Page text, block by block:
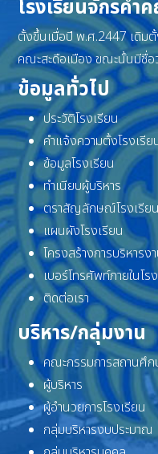
โรงเรียนจักรคำ
ตั้งขึ้นเมื่อปี พ.ศ.2447 เดิ
คณะสะดือเมือง ขณะนั้นมีชื่
ข้อมูลทั่วไป
ประวัติโรงเรียน
คำแจ้งความตั้งโรงเรีย
ข้อมูลโรงเรียน
ทำเนียบผู้บริหาร
ตราสัญลักษณ์โรงเรียน
แผนผังโรงเรียน
โครงสร้างการบริหารง
เบอร์โทรศัพท์ภายในโร
ติดต่อเรา
บริหาร/กลุ่มงาน
คณะกรรมการสถานศึก
ผู้บริหาร
ผู้อำนวยการโรงเรียน
กลุ่มบริหารงบประมาณ